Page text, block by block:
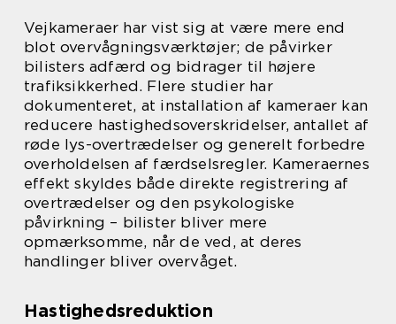
Vejkameraer har vist sig at være mere end
blot overvågningsværktøjer; de påvirker
bilisters adfærd og bidrager til højere
trafiksikkerhed. Flere studier har
dokumenteret, at installation af kameraer kan
reducere hastighedsoverskridelser, antallet af
røde lys-overtrædelser og generelt forbedre
overholdelsen af færdselsregler. Kameraernes
effekt skyldes både direkte registrering af
overtrædelser og den psykologiske
påvirkning – bilister bliver mere
opmærksomme, når de ved, at deres
handlinger bliver overvåget.
Hastighedsreduktion